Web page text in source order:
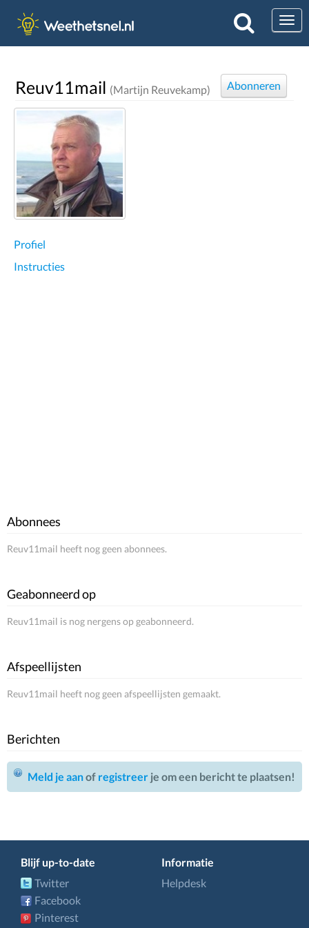
Reuv11mail (Martijn Reuvekamp) Abonneren
Profiel
Instructies
Abonnees
Reuv11mail heeft nog geen abonnees.
Geabonneerd op
Reuv11mail is nog nergens op geabonneerd.
Afspeellijsten
Reuv11mail heeft nog geen afspeellijsten gemaakt.
Berichten
Meld je aanof registreer je om een bericht te plaatsen!
Blijf up-to-date
Twitter
Facebook
Pinterest
Informatie
Helpdesk